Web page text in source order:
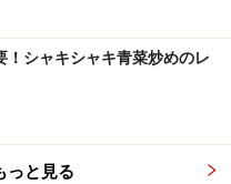
！シャキシャキ青菜炒めのレ
っと見る